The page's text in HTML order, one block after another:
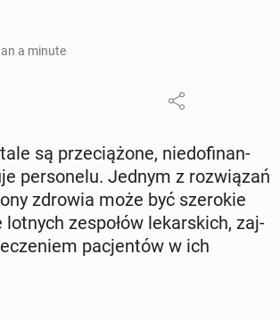
a minute
są prze­ciążone, nied­o­fi­nan­
per­son­elu. Jednym z rozwiązań
zdrowia może być sze­rok­ie
lotnych ze­społów lekars­kich, za­j­
pac­jen­tów w ich